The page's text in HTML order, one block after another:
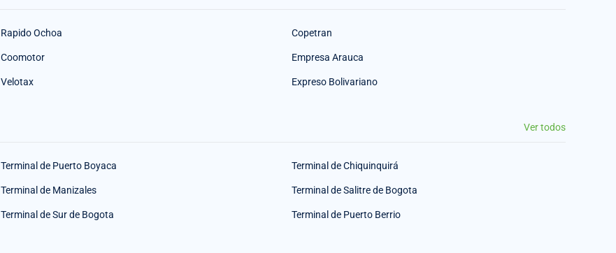
Rapido Ochoa Copetran
Coomotor Empresa Arauca
Velotax Expreso Bolivariano
Ver todos
Terminal de Puerto Boyaca Terminal de Chiquinquirá
Terminal de Manizales Terminal de Salitre de Bogota
Terminal de Sur de Bogota Terminal de Puerto Berrio